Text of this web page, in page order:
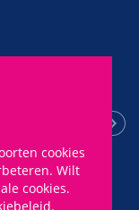
cookies
Wilt
cookies.
.